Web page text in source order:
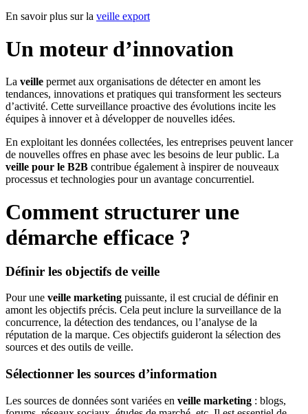
En savoir plus sur la veille export
Un moteur d’innovation
La veille permet aux organisations de détecter en amont les
tendances, innovations et pratiques qui transforment les secteurs
d’activité. Cette surveillance proactive des évolutions incite les
équipes à innover et à développer de nouvelles idées.
En exploitant les données collectées, les entreprises peuvent lancer
de nouvelles offres en phase avec les besoins de leur public. La
veille pour le B2B contribue également à inspirer de nouveaux
processus et technologies pour un avantage concurrentiel.
Comment structurer une
démarche efficace ?
Définir les objectifs de veille
Pour une veille marketing puissante, il est crucial de définir en
amont les objectifs précis. Cela peut inclure la surveillance de la
concurrence, la détection des tendances, ou l’analyse de la
réputation de la marque. Ces objectifs guideront la sélection des
sources et des outils de veille.
Sélectionner les sources d’information
Les sources de données sont variées en veille marketing : blogs,